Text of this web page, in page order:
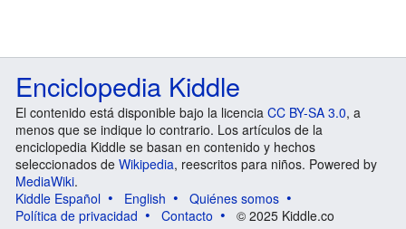
Enciclopedia Kiddle
El contenido está disponible bajo la licencia CC BY-SA 3.0, a
menos que se indique lo contrario. Los artículos de la
enciclopedia Kiddle se basan en contenido y hechos
seleccionados de Wikipedia, reescritos para niños. Powered by
MediaWiki.
Kiddle Español
English
Quiénes somos
Política de privacidad
Contacto © 2025 Kiddle.co